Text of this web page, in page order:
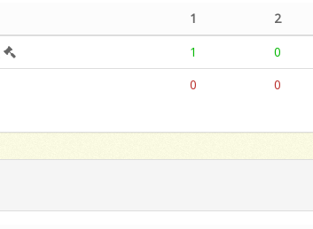
1 2
1 0
0 0